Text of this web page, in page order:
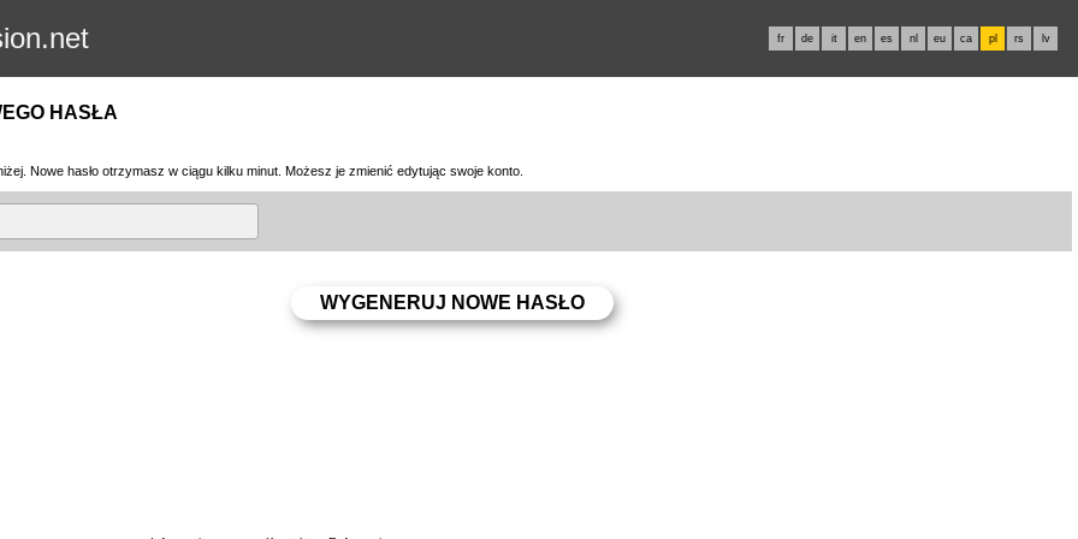
fr de it en es nl eu ca pl rs lv
HASŁA
Nowe hasło otrzymasz w ciągu kilku minut. Możesz je zmienić edytując swoje konto.